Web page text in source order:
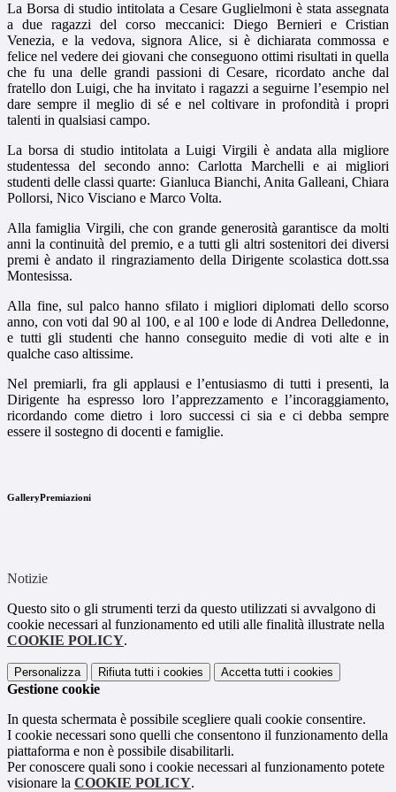
La Borsa di studio intitolata a Cesare Guglielmoni è stata assegnata
a due ragazzi del corso meccanici: Diego Bernieri e Cristian
Venezia, e la vedova, signora Alice, si è dichiarata commossa e
felice nel vedere dei giovani che conseguono ottimi risultati in quella
che fu una delle grandi passioni di Cesare, ricordato anche dal
fratello don Luigi, che ha invitato i ragazzi a seguirne l’esempio nel
dare sempre il meglio di sé e nel coltivare in profondità i propri
talenti in qualsiasi campo.
La borsa di studio intitolata a Luigi Virgili è andata alla migliore
studentessa del secondo anno: Carlotta Marchelli e ai migliori
studenti delle classi quarte: Gianluca Bianchi, Anita Galleani, Chiara
Pollorsi, Nico Visciano e Marco Volta.
Alla famiglia Virgili, che con grande generosità garantisce da molti
anni la continuità del premio, e a tutti gli altri sostenitori dei diversi
premi è andato il ringraziamento della Dirigente scolastica dott.ssa
Montesissa.
Alla fine, sul palco hanno sfilato i migliori diplomati dello scorso
anno, con voti dal 90 al 100, e al 100 e lode di Andrea Delledonne,
e tutti gli studenti che hanno conseguito medie di voti alte e in
qualche caso altissime.
Nel premiarli, fra gli applausi e l’entusiasmo di tutti i presenti, la
Dirigente ha espresso loro l’apprezzamento e l’incoraggiamento,
ricordando come dietro i loro successi ci sia e ci debba sempre
essere il sostegno di docenti e famiglie.
GalleryPremiazioni
Notizie
Questo sito o gli strumenti terzi da questo utilizzati si avvalgono di
cookie necessari al funzionamento ed utili alle finalità illustrate nella
COOKIE POLICY.
Personalizza Rifiuta tutti i cookies Accetta tutti i cookies
Gestione cookie
In questa schermata è possibile scegliere quali cookie consentire.
I cookie necessari sono quelli che consentono il funzionamento della
piattaforma e non è possibile disabilitarli.
Per conoscere quali sono i cookie necessari al funzionamento potete
visionare la COOKIE POLICY.